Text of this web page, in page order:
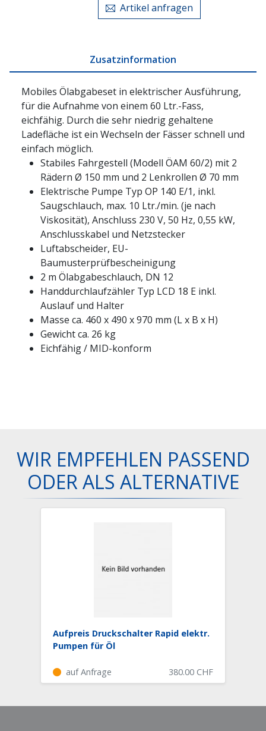
Artikel anfragen
Zusatzinformation
Mobiles Ölabgabeset in elektrischer Ausführung,
für die Aufnahme von einem 60 Ltr.-Fass,
eichfähig. Durch die sehr niedrig gehaltene
Ladefläche ist ein Wechseln der Fässer schnell und
einfach möglich.
Stabiles Fahrgestell (Modell ÖAM 60/2) mit 2
Rädern Ø 150 mm und 2 Lenkrollen Ø 70 mm
Elektrische Pumpe Typ OP 140 E/1, inkl.
Saugschlauch, max. 10 Ltr./min. (je nach
Viskosität), Anschluss 230 V, 50 Hz, 0,55 kW,
Anschlusskabel und Netzstecker
Luftabscheider, EU-
Baumusterprüfbescheinigung
2 m Ölabgabeschlauch, DN 12
Handdurchlaufzähler Typ LCD 18 E inkl.
Auslauf und Halter
Masse ca. 460 x 490 x 970 mm (L x B x H)
Gewicht ca. 26 kg
Eichfähig / MID-konform
WIR EMPFEHLEN PASSEND
ODER ALS ALTERNATIVE
Aufpreis Druckschalter Rapid elektr.
Pumpen für Öl
auf Anfrage 380.00 CHF